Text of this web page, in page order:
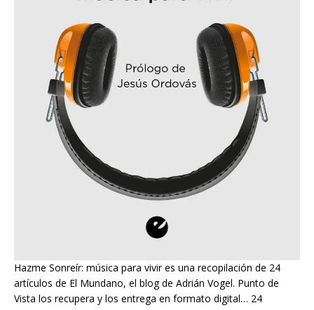
Hazme Sonreír: música para vivir es una recopilación de 24
artículos de El Mundano, el blog de Adrián Vogel. Punto de
Vista los recupera y los entrega en formato digital… 24